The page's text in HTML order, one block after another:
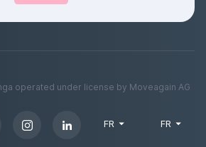
operated under license by Moveagain AG
FR FR